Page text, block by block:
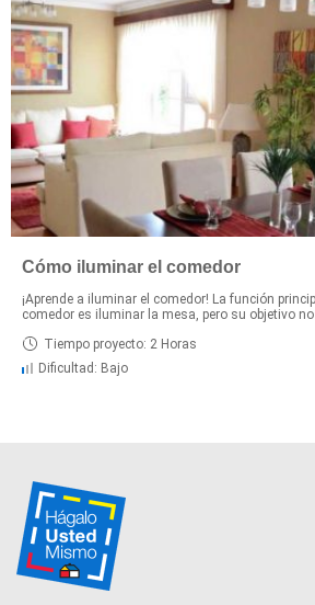
Cómo iluminar el comedor
¡Aprende a iluminar el comedor! La función
comedor es iluminar la mesa, pero su objetivo
Tiempo proyecto: 2 Horas
Dificultad: Bajo